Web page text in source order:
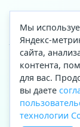
© 2023—2026
Адрес
Архангельск,
автоцентра
Приемная
Телефон
+7
Мы
Яндекс-
сайта,
контента,
для вас.
вы даете
технологии